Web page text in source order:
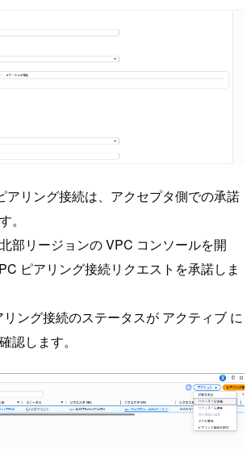
アリング接続は、アクセプタ側での承諾
。
部リージョンの VPC コンソールを開
ピアリング接続リクエストを承諾しま
ング接続のステータスが アクティブ に
認します。